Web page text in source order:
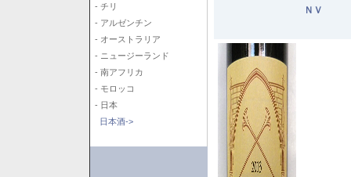
- チリ
- アルゼンチン
- オーストラリア
- ニュージーランド
- 南アフリカ
- モロッコ
- 日本
日本酒->
ＮＶ